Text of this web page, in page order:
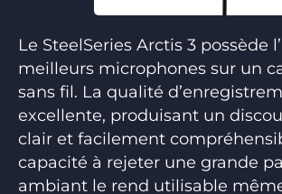
Le SteelSeries Arctis 3 possède
meilleurs microphones sur un
sans fil. La qualité
excellente, produisant un
clair et facilement
capacité à rejeter une grande
ambiant le rend utilisable